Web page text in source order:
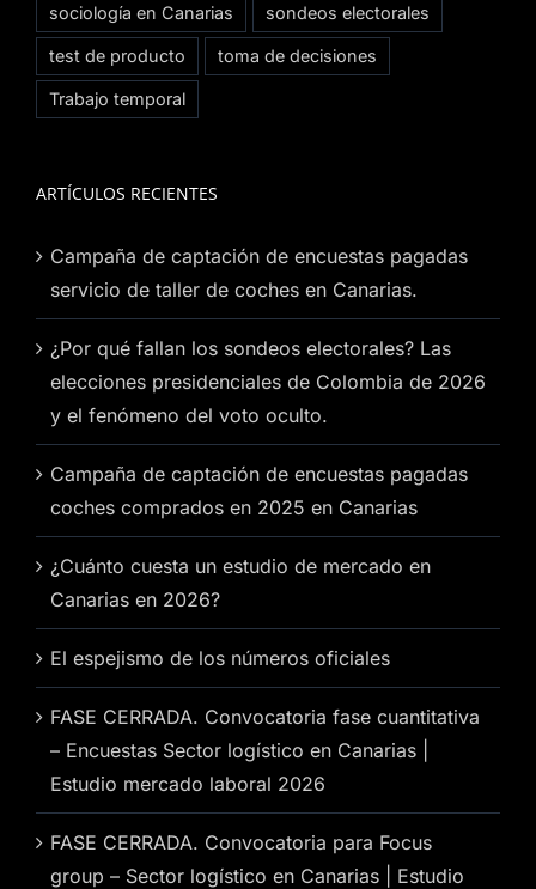
sociología en Canarias sondeos electorales
test de producto toma de decisiones
Trabajo temporal
ARTÍCULOS RECIENTES
Campaña de captación de encuestas pagadas
servicio de taller de coches en Canarias.
¿Por qué fallan los sondeos electorales? Las
elecciones presidenciales de Colombia de 2026
y el fenómeno del voto oculto.
Campaña de captación de encuestas pagadas
coches comprados en 2025 en Canarias
¿Cuánto cuesta un estudio de mercado en
Canarias en 2026?
El espejismo de los números oficiales
FASE CERRADA. Convocatoria fase cuantitativa
– Encuestas Sector logístico en Canarias |
Estudio mercado laboral 2026
FASE CERRADA. Convocatoria para Focus
group – Sector logístico en Canarias | Estudio